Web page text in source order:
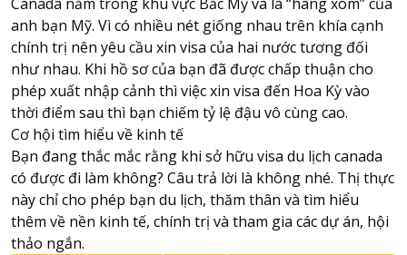
anh bạn Mỹ. Vì có nhiều nét giống nhau trên khía cạnh
chính trị nên yêu cầu xin visa của hai nước tương đối
như nhau. Khi hồ sơ của bạn đã được chấp thuận cho
phép xuất nhập cảnh thì việc xin visa đến Hoa Kỳ vào
thời điểm sau thì bạn chiếm tỷ lệ đậu vô cùng cao.
Cơ hội tìm hiểu về kinh tế
Bạn đang thắc mắc rằng khi sở hữu visa du lịch canada
có được đi làm không? Câu trả lời là không nhé. Thị thực
này chỉ cho phép bạn du lịch, thăm thân và tìm hiểu
thêm về nền kinh tế, chính trị và tham gia các dự án, hội
thảo ngắn.